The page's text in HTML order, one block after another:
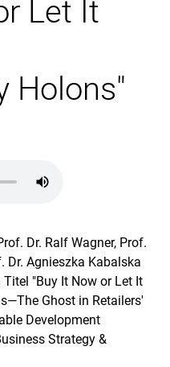
(EMBS)Let It
Holons"
Dr. Ralf Wagner, Prof.
Dr. Agnieszka Kabalska
"Buy It Now or Let It
Ghost in Retailers'
Development
Strategy &